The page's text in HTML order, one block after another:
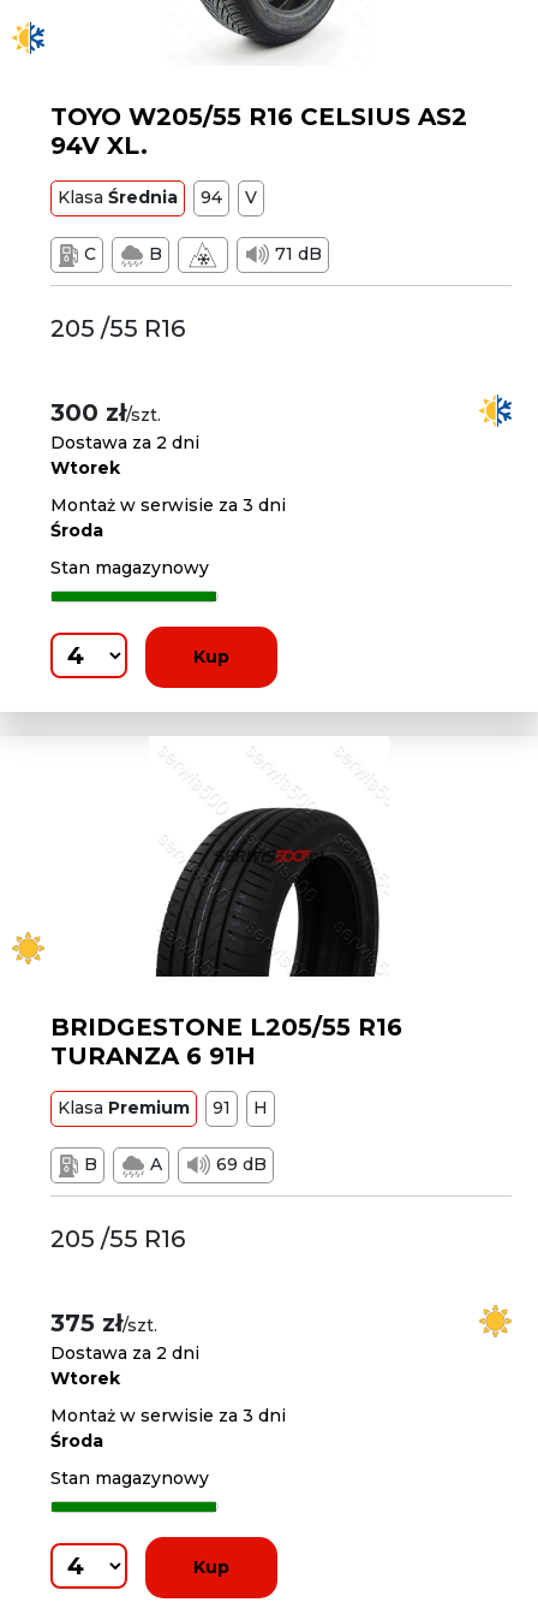
TOYO W205/55 R16 CELSIUS AS2
94V XL.
KlasaŚrednia 94 V
C B 71 dB
205 /55 R16
300 zł/szt.
Dostawa za 2 dni
Wtorek
Montaż w serwisie za 3 dni
Środa
Stan magazynowy
Kup
BRIDGESTONE L205/55 R16
TURANZA 6 91H
Klasa Premium 91 H
B A 69 dB
205 /55 R16
375 zł/szt.
Dostawa za 2 dni
Wtorek
Montaż w serwisie za 3 dni
Środa
Stan magazynowy
Kup